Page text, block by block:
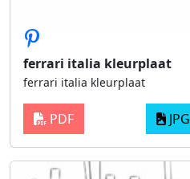
ferrari italia kleurplaat
ferrari italia kleurplaat
PDF JPG